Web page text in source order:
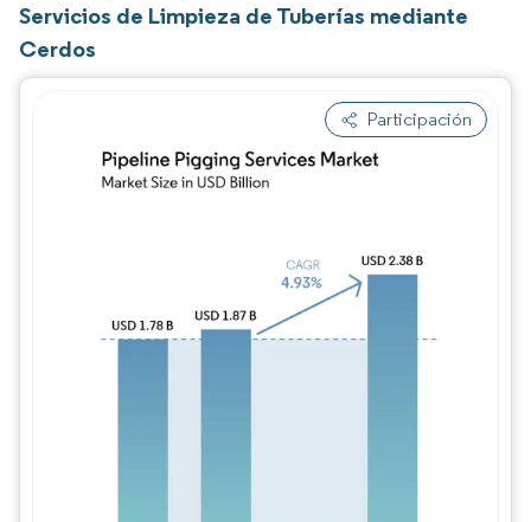
Servicios de Limpieza de Tuberías mediante
Cerdos
Participación